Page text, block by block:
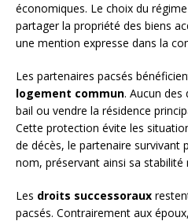
économiques. Le choix du
partager la propriété des biens
une mention expresse dans la
Les partenaires pacsés
logement commun. Aucun des
bail ou vendre la résidence
Cette protection évite les
de décès, le partenaire survivant
nom, préservant ainsi sa stabilité
Les droits successoraux
pacsés. Contrairement aux